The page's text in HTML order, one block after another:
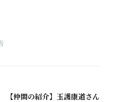
【仲間の紹介】玉護康道さん